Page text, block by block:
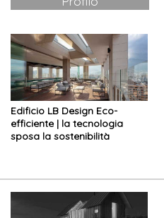
Edificio LB Design Eco-
efficiente | la tecnologia
sposa la sostenibilità